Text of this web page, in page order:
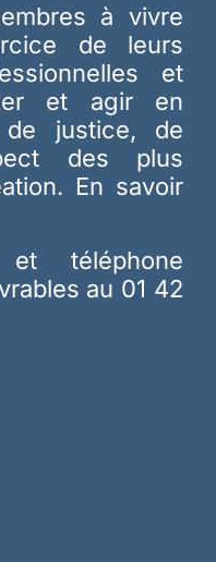
à vivre
de leurs
et
et agir en
justice, de
des plus
En savoir
et téléphone
au 01 42